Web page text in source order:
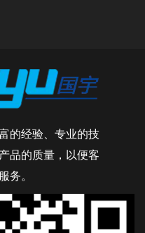
的经验、专业的技
品的质量，以便客
。